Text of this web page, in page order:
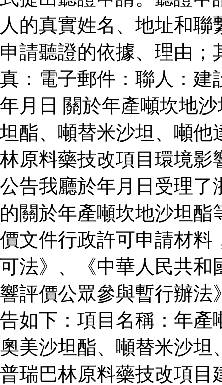
人的真實姓名、地址和
申請聽證的依據、理由
真：電子郵件：聯人：建
年月日 關於年產噸坎地
坦酯、噸替米沙坦、噸他
林原料藥技改項目環境影
公告我廳於年月日受理了
的關於年產噸坎地沙坦
價文件行政許可申請材料
可法》、《中華人民共和
響評價公眾參與暫行辦法
告如下：項目名稱：年產
奧美沙坦酯、噸替米沙坦
普瑞巴林原料藥技改項目